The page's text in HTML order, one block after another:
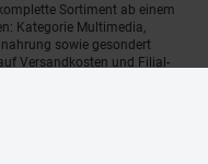
Sortiment ab einem
Kategorie Multimedia,
sowie gesondert
Versandkosten und Filial-